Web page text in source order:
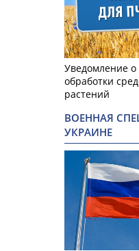
Уведомление
обработки
растений
ВОЕННАЯ
УКРАИНЕ